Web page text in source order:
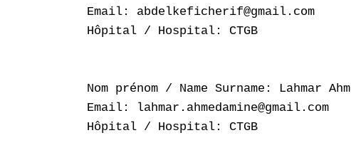
Email: abdelkeficherif@gmail.com
Hôpital / Hospital: CTGB
Nom prénom / Name Surname: Lahmar
Email: lahmar.ahmedamine@gmail.com
Hôpital / Hospital: CTGB